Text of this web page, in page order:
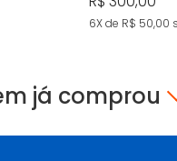
6X de R$ 50,00
já comprou